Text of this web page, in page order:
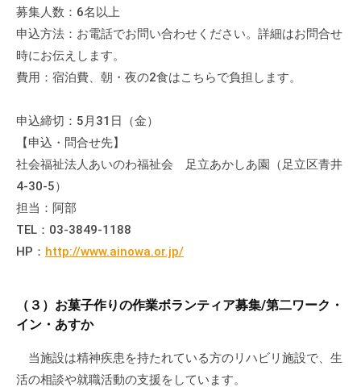
座
の
開
催
場
や
機
材
の
貸
出
の
事
募集人数：6名以上
申込方法：お電話でお問い合わせください。詳細はお問合せ
時にお伝えします。
費用：宿泊費、朝・夜の2食はこちらで負担します。
申込締切：5月31日（金）
【申込・問合せ先】
社会福祉法人あいのわ福祉会 足立あかしあ園（足立区青井
4-30-5）
担当：阿部
TEL：03-3849-1188
HP： http://www.ainowa.or.jp/
（３）お菓子作りの作業ボランティア募集/第二ワーク・
イン・あすか
当施設は精神疾患を持たれている方のリハビリ施設で、生
活の相談や就職活動の支援をしています。